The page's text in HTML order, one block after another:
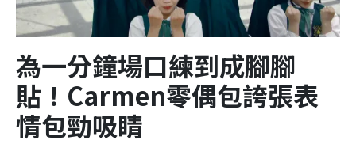
為一分鐘場口練到成腳腳
貼！ Carmen零偶包誇張表
情包勁吸睛